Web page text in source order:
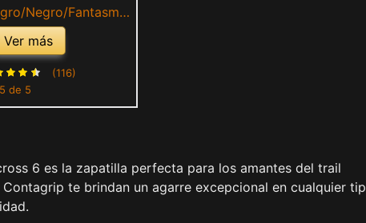
Negro/Fantasma,
1/3 EU
Ver más
de 5
(116)
6 es la zapatilla perfecta para los amantes del trail
te brindan un agarre excepcional en cualquier